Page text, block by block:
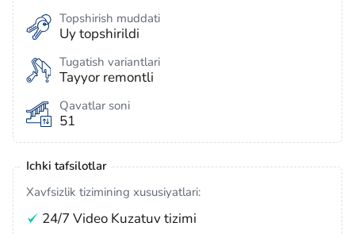
Topshirish muddati
Uy topshirildi
Tugatish variantlari
Tayyor remontli
Qavatlar soni
51
Ichki tafsilotlar
Xavfsizlik tizimining xususiyatlari:
24/7 Video Kuzatuv tizimi